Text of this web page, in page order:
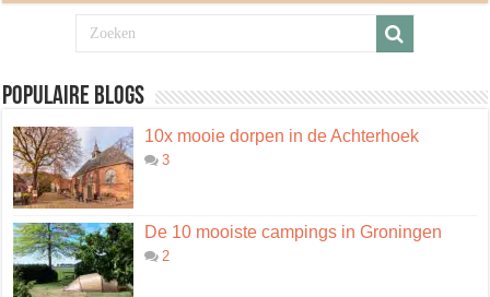
Populaire blogs
10x mooie dorpen in de Achterhoek
3
De 10 mooiste campings in Groningen
2